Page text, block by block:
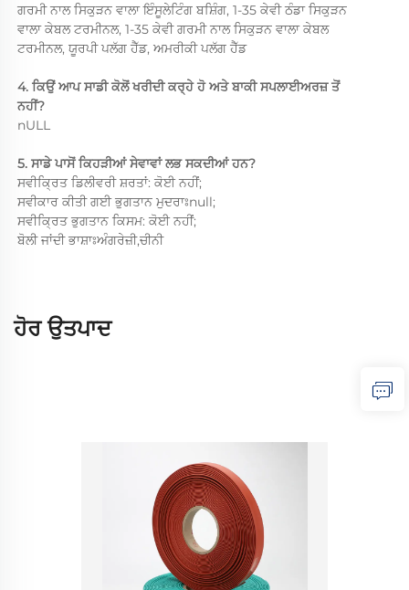
ਗਰਮੀ ਨਾਲ ਸਿਕੁੜਨ ਵਾਲਾ ਇੰਸੂਲੇਟਿੰਗ ਬਸ਼ਿੰਗ, 1-35 ਕੇਵੀ ਠੰਡਾ ਸਿਕੁੜਨ
ਵਾਲਾ ਕੇਬਲ ਟਰਮੀਨਲ, 1-35 ਕੇਵੀ ਗਰਮੀ ਨਾਲ ਸਿਕੁੜਨ ਵਾਲਾ ਕੇਬਲ
ਟਰਮੀਨਲ, ਯੂਰਪੀ ਪਲੱਗ ਹੈੱਡ, ਅਮਰੀਕੀ ਪਲੱਗ ਹੈੱਡ
4. ਕਿਉਂ ਆਪ ਸਾਡੀ ਕੋਲੋਂ ਖਰੀਦੀ ਕਰ੍ਹੇ ਹੋ ਅਤੇ ਬਾਕੀ ਸਪਲਾਈਅਰਜ਼ ਤੋਂ
ਨਹੀਂ?
nULL
5. ਸਾਡੇ ਪਾਸੋਂ ਕਿਹੜੀਆਂ ਸੇਵਾਵਾਂ ਲਭ ਸਕਦੀਆਂ ਹਨ?
ਸਵੀਕ੍ਰਿਤ ਡਿਲੀਵਰੀ ਸ਼ਰਤਾਂ: ਕੋਈ ਨਹੀਂ;
ਸਵੀਕਾਰ ਕੀਤੀ ਗਈ ਭੁਗਤਾਨ ਮੁਦਰਾਃnull;
ਸਵੀਕ੍ਰਿਤ ਭੁਗਤਾਨ ਕਿਸਮ: ਕੋਈ ਨਹੀਂ;
ਬੋਲੀ ਜਾਂਦੀ ਭਾਸ਼ਾਃਅੰਗਰੇਜ਼ੀ,ਚੀਨੀ
ਹੋਰ ਉਤਪਾਦ